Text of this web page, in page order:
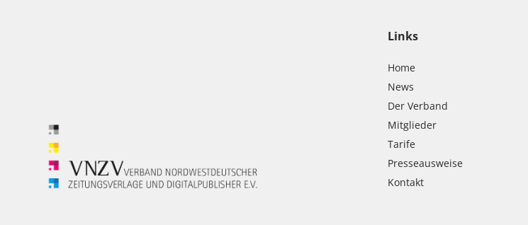
Links
Home
News
Der Verband
Mitglieder
Tarife
Presseausweise
Kontakt